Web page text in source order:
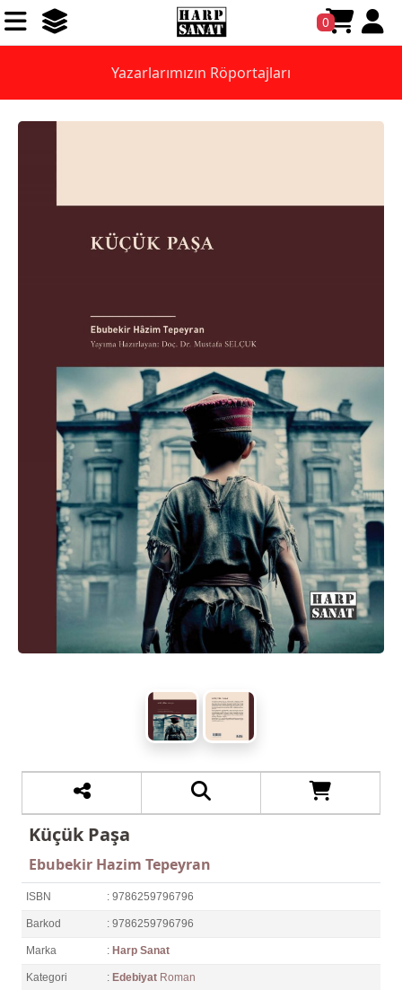
0
Yazarlarımızın Röportajları
Küçük Paşa
Ebubekir Hazim Tepeyran
ISBN : 9786259796796
Barkod : 9786259796796
Marka : Harp Sanat
Kategori : Edebiyat Roman